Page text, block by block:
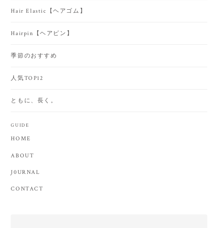
Hair Elastic【ヘアゴム】
Hairpin【ヘアピン】
季節のおすすめ
人気TOP12
ともに、長く。
GUIDE
HOME
ABOUT
J0URNAL
CONTACT